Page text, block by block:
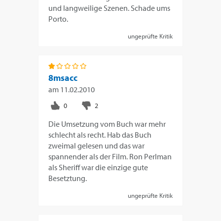
und langweilige Szenen. Schade ums
Porto.
ungeprüfte Kritik
8msacc
am 11.02.2010
Die Umsetzung vom Buch war mehr
schlecht als recht. Hab das Buch
zweimal gelesen und das war
spannender als der Film. Ron Perlman
als Sheriff war die einzige gute
Besetztung.
ungeprüfte Kritik